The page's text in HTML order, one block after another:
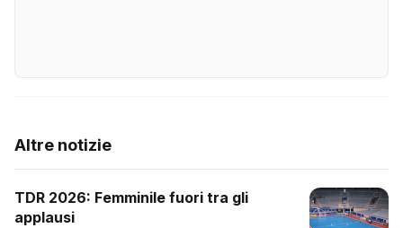
Altre notizie
TDR 2026: Femminile fuori tra gli
applausi